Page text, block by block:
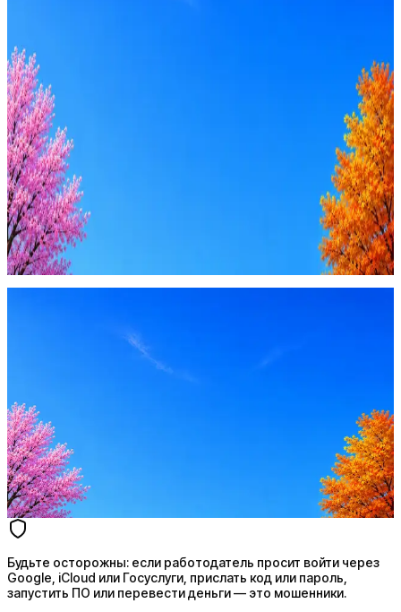
Будьте осторожны: если работодатель просит войти через
Google, iCloud или Госуслуги, прислать код или пароль,
запустить ПО или перевести деньги — это мошенники.
Жмите Пожаловаться
Стратегия поиска с AI: рынки, позиции, вилка, каналы
Будьте осторожны: если работодатель просит войти через
Google, iCloud или Госуслуги, прислать код или пароль,
запустить ПО или перевести деньги — это мошенники.